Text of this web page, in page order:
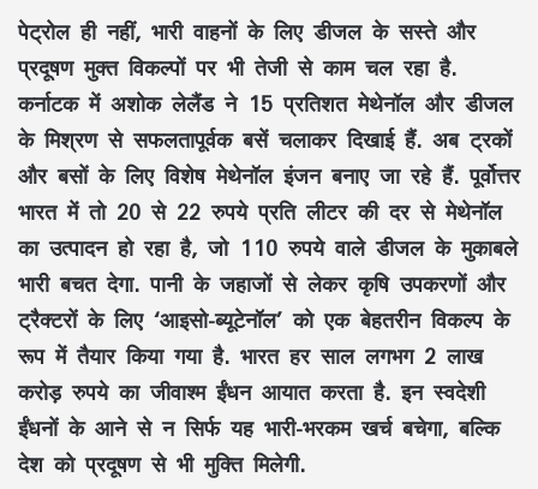
पेट्रोल ही नहीं, भारी वाहनों के लिए डीजल के सस्ते और
प्रदूषण मुक्त विकल्पों पर भी तेजी से काम चल रहा है.
कर्नाटक में अशोक लेलैंड ने 15 प्रतिशत मेथेनॉल और डीजल
के मिश्रण से सफलतापूर्वक बसें चलाकर दिखाई हैं. अब ट्रकों
और बसों के लिए विशेष मेथेनॉल इंजन बनाए जा रहे हैं. पूर्वोत्तर
भारत में तो 20 से 22 रुपये प्रति लीटर की दर से मेथेनॉल
का उत्पादन हो रहा है, जो 110 रुपये वाले डीजल के मुकाबले
भारी बचत देगा. पानी के जहाजों से लेकर कृषि उपकरणों और
ट्रैक्टरों के लिए ‘आइसो-ब्यूटेनॉल’ को एक बेहतरीन विकल्प के
रूप में तैयार किया गया है. भारत हर साल लगभग 2 लाख
करोड़ रुपये का जीवाश्म ईंधन आयात करता है. इन स्वदेशी
ईंधनों के आने से न सिर्फ यह भारी-भरकम खर्च बचेगा, बल्कि
देश को प्रदूषण से भी मुक्ति मिलेगी.